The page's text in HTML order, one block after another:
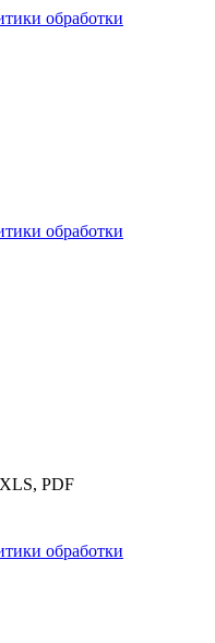
обработки
обработки
PDF
обработки